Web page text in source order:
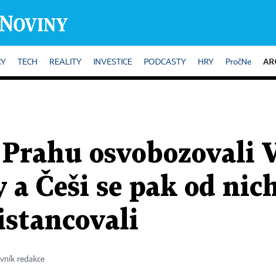
TECH REALITY INVESTICE PODCASTY HRY PročNe
osvobozovali
a Češi se pak od
redakce